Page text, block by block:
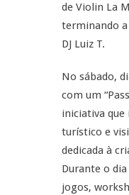
de Violin La
terminando
DJ Luiz T.
No sábado,
com um
iniciativa
turístico e
dedicada à
Durante o
jogos,